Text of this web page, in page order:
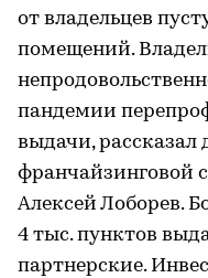
от владельцев
помещений.
пандемии
выдачи,
франчайзинговой
Алексей Лоборев.
4 тыс. пунктов
партнерские.